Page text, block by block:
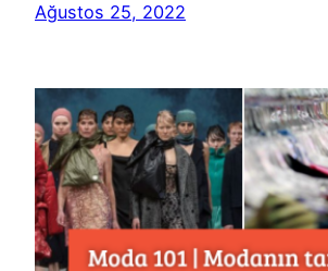
Ağustos 25, 2022